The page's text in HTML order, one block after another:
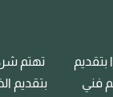
بتقديم
فني
تهتم
بتقديم